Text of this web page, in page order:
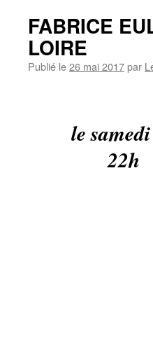
FABRICE
LOIRE
Publié le26 mai 2017par
le
22h